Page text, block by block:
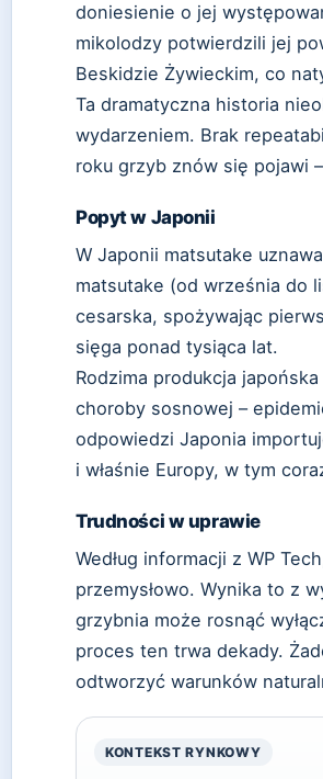
doniesienie o jej
mikolodzy potwierdzili jej
Beskidzie Żywieckim, co
Ta dramatyczna historia
wydarzeniem. Brak
roku grzyb znów się pojawi
Popyt w Japonii
W Japonii matsutake
matsutake (od września do
cesarska, spożywając
sięga ponad tysiąca lat.
Rodzima produkcja
choroby sosnowej –
odpowiedzi Japonia
i właśnie Europy, w tym
Trudności w uprawie
Według informacji z WP
przemysłowo. Wynika to z
grzybnia może rosnąć
proces ten trwa dekady.
odtworzyć warunków
KONTEKST RYNKOWY